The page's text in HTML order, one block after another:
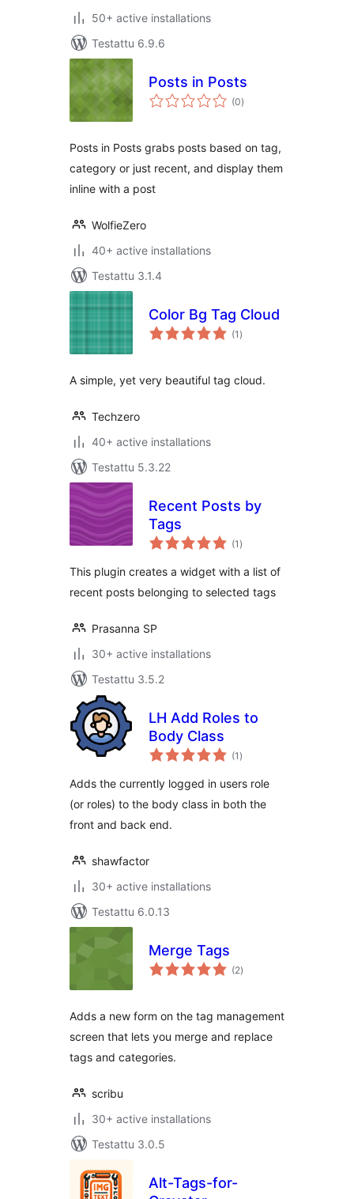
50+ active installations
Testattu 6.9.6
Posts in Posts
(0arvosanat
yhteensä
)
Posts in Posts grabs posts based on tag,
category or just recent, and display them
inline with a post
WolfieZero
40+ active installations
Testattu 3.1.4
Color Bg Tag Cloud
(1 arvosanat
yhteensä
)
A simple, yet very beautiful tag cloud.
Techzero
40+ active installations
Testattu 5.3.22
Recent Posts by
Tags
(1 arvosanat
yhteensä
)
This plugin creates a widget with a list of
recent posts belonging to selected tags
Prasanna SP
30+ active installations
Testattu 3.5.2
LH Add Roles to
Body Class
(1 arvosanat
yhteensä
)
Adds the currently logged in users role
(or roles) to the body class in both the
front and back end.
shawfactor
30+ active installations
Testattu 6.0.13
Merge Tags
(2arvosanat
yhteensä
)
Adds a new form on the tag management
screen that lets you merge and replace
tags and categories.
scribu
30+ active installations
Testattu 3.0.5
Alt-Tags-for-